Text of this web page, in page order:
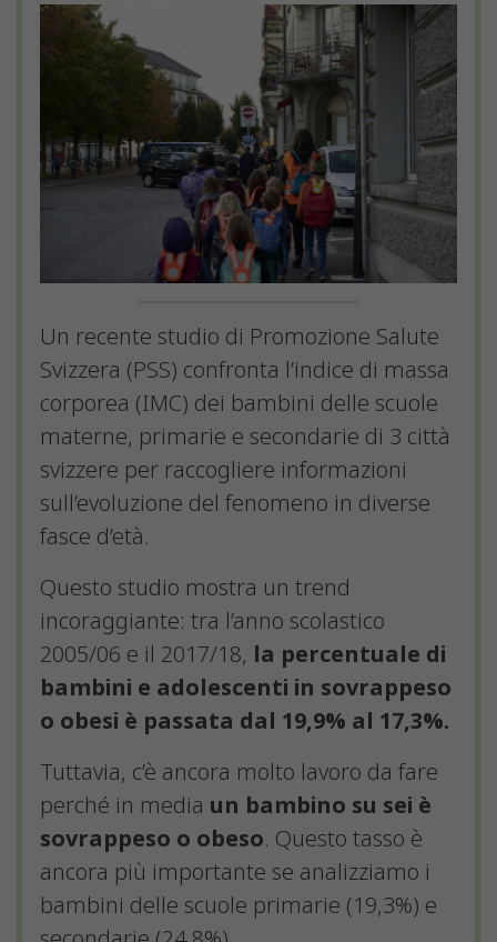
Un recente studio di Promozione Salute
Svizzera (PSS) confronta l’indice di massa
corporea (IMC) dei bambini delle scuole
materne, primarie e secondarie di 3 città
svizzere per raccogliere informazioni
sull’evoluzione del fenomeno in diverse
fasce d’età.
Questo studio mostra un trend
incoraggiante: tra l’anno scolastico
2005/06 e il 2017/18, la percentuale di
bambini e adolescenti in sovrappeso
o obesi è passata dal 19,9% al 17,3%.
Tuttavia, c’è ancora molto lavoro da fare
perché in media un bambino su sei è
sovrappeso o obeso. Questo tasso è
ancora più importante se analizziamo i
bambini delle scuole primarie (19,3%) e